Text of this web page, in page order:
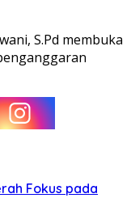
S.Pd membuka
Fokus pada